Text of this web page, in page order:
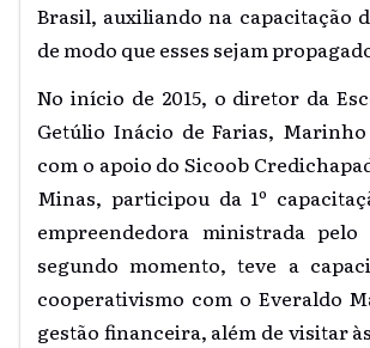
Brasil, auxiliando na capacitação
de modo que esses sejam
No início de 2015, o diretor da
Getúlio Inácio de Farias,
com o apoio do Sicoob
Minas, participou da 1º
empreendedora ministrada pelo
segundo momento, teve a
cooperativismo com o Everaldo
gestão financeira, além de visitar